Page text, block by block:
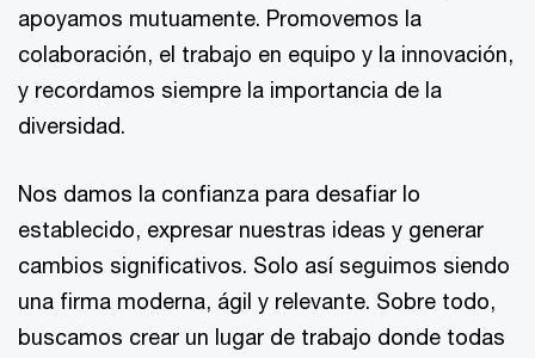
apoyamos mutuamente. Promovemos la
colaboración, el trabajo en equipo y la innovación,
y recordamos siempre la importancia de la
diversidad.
Nos damos la confianza para desafiar lo
establecido, expresar nuestras ideas y generar
cambios significativos. Solo así seguimos siendo
una firma moderna, ágil y relevante. Sobre todo,
buscamos crear un lugar de trabajo donde todas